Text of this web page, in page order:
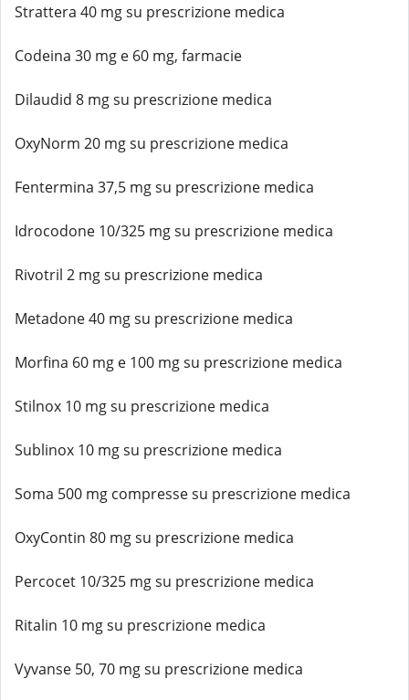
Strattera 40 mg su prescrizione medica
Codeina 30 mg e 60 mg, farmacie
Dilaudid 8 mg su prescrizione medica
OxyNorm 20 mg su prescrizione medica
Fentermina 37,5 mg su prescrizione medica
Idrocodone 10/325 mg su prescrizione medica
Rivotril 2 mg su prescrizione medica
Metadone 40 mg su prescrizione medica
Morfina 60 mg e 100 mg su prescrizione medica
Stilnox 10 mg su prescrizione medica
Sublinox 10 mg su prescrizione medica
Soma 500 mg compresse su prescrizione medica
OxyContin 80 mg su prescrizione medica
Percocet 10/325 mg su prescrizione medica
Ritalin 10 mg su prescrizione medica
Vyvanse 50, 70 mg su prescrizione medica